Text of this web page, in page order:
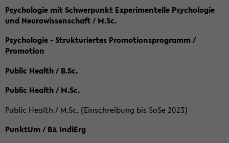
Psychologie mit Schwerpunkt Experimentelle Psychologie
und Neurowissenschaft / M.Sc.
Psychologie - Strukturiertes Promotionsprogramm /
Promotion
Public Health / B.Sc.
Public Health / M.Sc.
Public Health / M.Sc. (Einschreibung bis SoSe 2023)
PunktUm / BA IndiErg